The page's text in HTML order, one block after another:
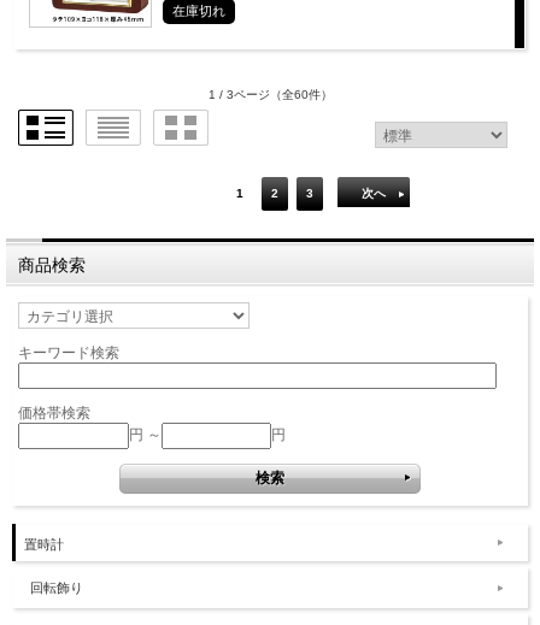
在庫切れ
1 / 3ページ （全60件）
1 2 3 次へ
商品検索
キーワード検索
価格帯検索
円 ～
円
置時計
回転飾り